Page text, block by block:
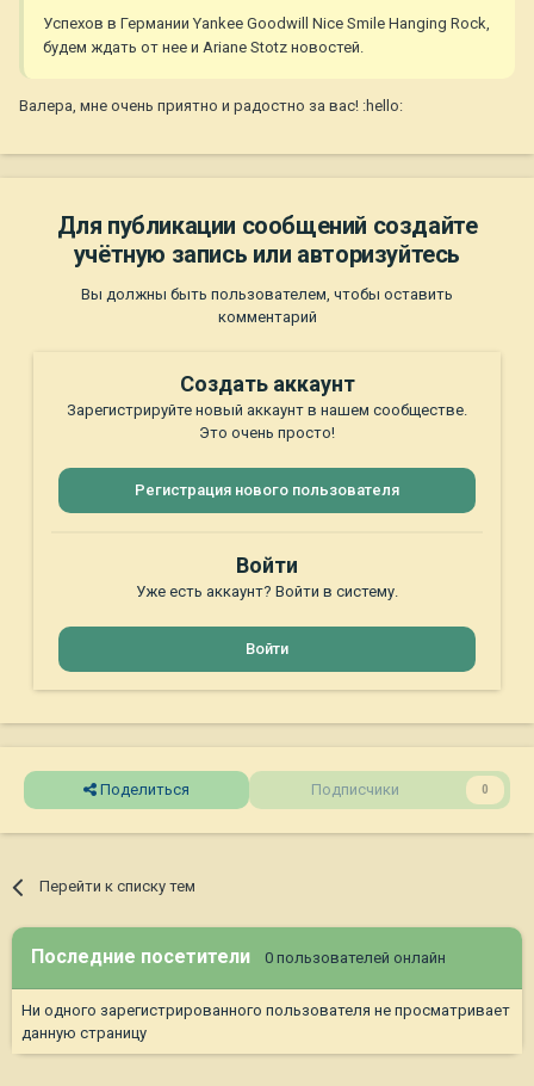
Успехов в Германии Yankee Goodwill Nice Smile Hanging Rock,
будем ждать от нее и Ariane Stotz новостей.
Валера, мне очень приятно и радостно за вас! :hello:
Для публикации сообщений создайте
учётную запись или авторизуйтесь
Вы должны быть пользователем, чтобы оставить
комментарий
Создать аккаунт
Зарегистрируйте новый аккаунт в нашем сообществе.
Это очень просто!
Регистрация нового пользователя
Войти
Уже есть аккаунт? Войти в систему.
Войти
Поделиться Подписчики 0
Перейти к списку тем
Последние посетители 0 пользователей онлайн
Ни одного зарегистрированного пользователя не просматривает
данную страницу